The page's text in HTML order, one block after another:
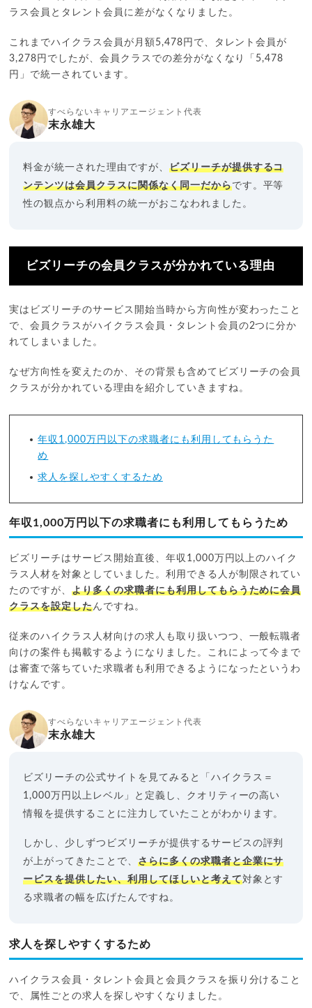
ラス会員とタレント会員に差がなくなりました。
これまでハイクラス会員が月額5,478円で、タレント会員が
3,278円でしたが、会員クラスでの差分がなくなり「5,478
円」で統一されています。
すべらないキャリアエージェント代表
末永雄大
料金が統一された理由ですが、 ビズリーチが提供するコ
ンテンツは会員クラスに関係なく同一だからです。平等
性の観点から利用料の統一がおこなわれました。
ビズリーチの会員クラスが分かれている理由
実はビズリーチのサービス開始当時から方向性が変わったこと
で、会員クラスがハイクラス会員・タレント会員の2つに分か
れてしまいました。
なぜ方向性を変えたのか、その背景も含めてビズリーチの会員
クラスが分かれている理由を紹介していきますね。
年収1,000万円以下の求職者にも利用してもらうた
め
求人を探しやすくするため
年収1,000万円以下の求職者にも利用してもらうため
ビズリーチはサービス開始直後、年収1,000万円以上のハイク
ラス人材を対象としていました。利用できる人が制限されてい
たのですが、より多くの求職者にも利用してもらうために会員
クラスを設定したんですね。
従来のハイクラス人材向けの求人も取り扱いつつ、一般転職者
向けの案件も掲載するようになりました。これによって今まで
は審査で落ちていた求職者も利用できるようになったというわ
けなんです。
すべらないキャリアエージェント代表
末永雄大
ビズリーチの公式サイトを見てみると「ハイクラス＝
1,000万円以上レベル」と定義し、クオリティーの高い
情報を提供することに注力していたことがわかります。
しかし、少しずつビズリーチが提供するサービスの評判
が上がってきたことで、 さらに多くの求職者と企業にサ
ービスを提供したい、利用してほしいと考えて対象とす
る求職者の幅を広げたんですね。
求人を探しやすくするため
ハイクラス会員・タレント会員と会員クラスを振り分けること
で、属性ごとの求人を探しやすくなりました。